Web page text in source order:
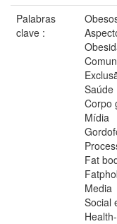
Palabras
clave :
Saúde
Corpo
Mídia
Fat
Media
Social